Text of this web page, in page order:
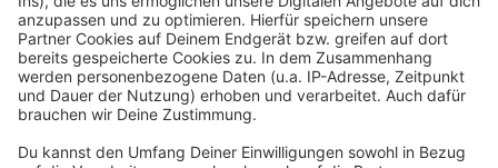
Wer sich zu einem Gespräch verabreden möchte, kann
die Mitarbeiterinnen und Mitarbeiter der städtischen
Schulsozialarbeit unter folgenden Kontaktdaten
erreichen: